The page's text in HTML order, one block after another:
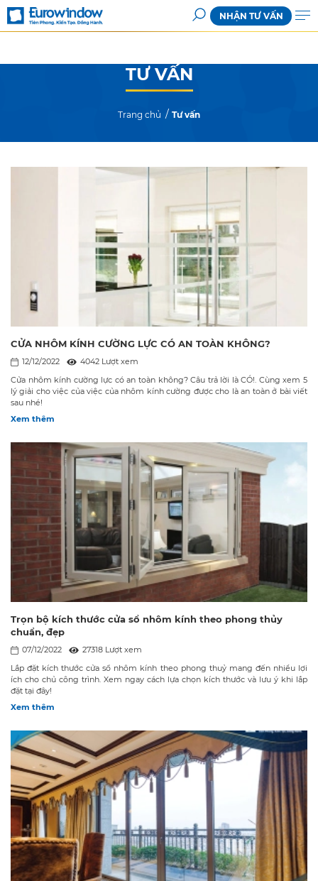
NHẬN TƯ VẤN
TƯ VẤN
Trang chủ Tư vấn
CỬA NHÔM KÍNH CƯỜNG LỰC CÓ AN TOÀN KHÔNG?
12/12/2022
4042 Lượt xem
Cửa nhôm kính cường lực có an toàn không? Câu trả lời là CÓ!. Cùng xem 5
lý giải cho việc của việc của nhôm kính cường được cho là an toàn ở bài viết
sau nhé!
Xem thêm
Trọn bộ kích thước cửa sổ nhôm kính theo phong thủy
chuẩn, đẹp
07/12/2022
27318 Lượt xem
Lắp đặt kích thước cửa sổ nhôm kính theo phong thuỷ mang đến nhiều lợi
ích cho chủ công trình. Xem ngay cách lựa chọn kích thước và lưu ý khi lắp
đặt tại đây!
Xem thêm